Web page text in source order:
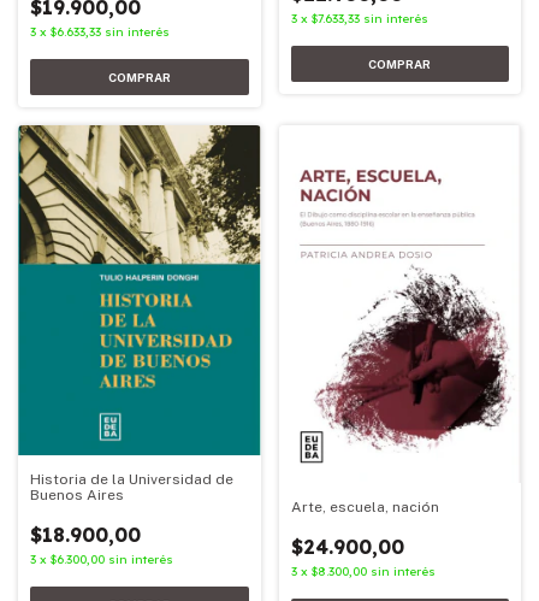
$19.900,00
3 x $6.633,33 sin interés
3 x $7.633,33 sin interés
Historia de la Universidad de
Buenos Aires
$18.900,00
3 x $6.300,00 sin interés
Arte, escuela, nación
$24.900,00
3 x $8.300,00 sin interés